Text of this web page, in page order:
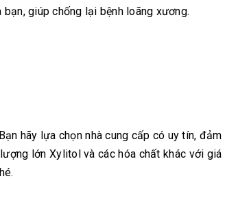
giúp chống lại bệnh loãng xương.
hãy lựa chọn nhà cung cấp có uy tín, đảm
lớn Xylitol và các hóa chất khác với giá